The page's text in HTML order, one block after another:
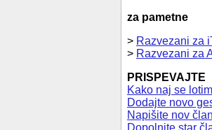
za pametne
> Razvezani za
> Razvezani za
PRISPEVAJTE
Kako naj se
Dodajte novo
Napišite nov
Dopolnite star